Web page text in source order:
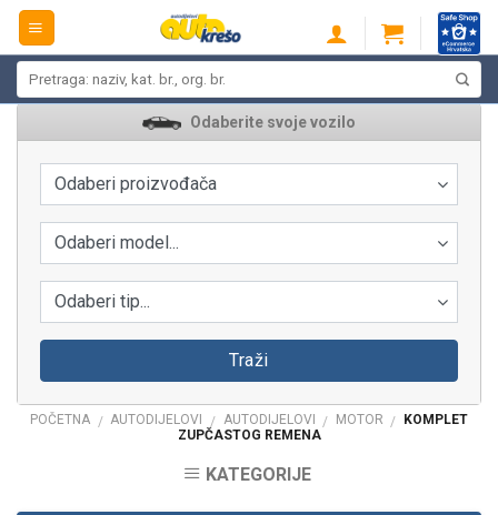
Skip
content
Odaberite svoje vozilo
Odaberi proizvođača
Odaberi model...
Odaberi tip...
Traži
POČETNA / AUTODIJELOVI / AUTODIJELOVI / MOTOR /
KOMPLET
ZUPČASTOG REMENA
KATEGORIJE